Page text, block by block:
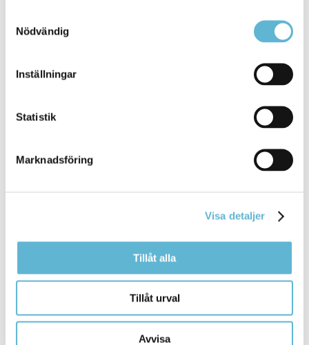
Nödvändig
Inställningar
Statistik
Marknadsföring
Visa detaljer
Tillåt alla
Tillåt urval
Avvisa
ANDTS
7 July 2023
ANDTS är en förkortning för alkohol, narkotika,
Anpassad utbildning för vuxna (extern
samordnare)